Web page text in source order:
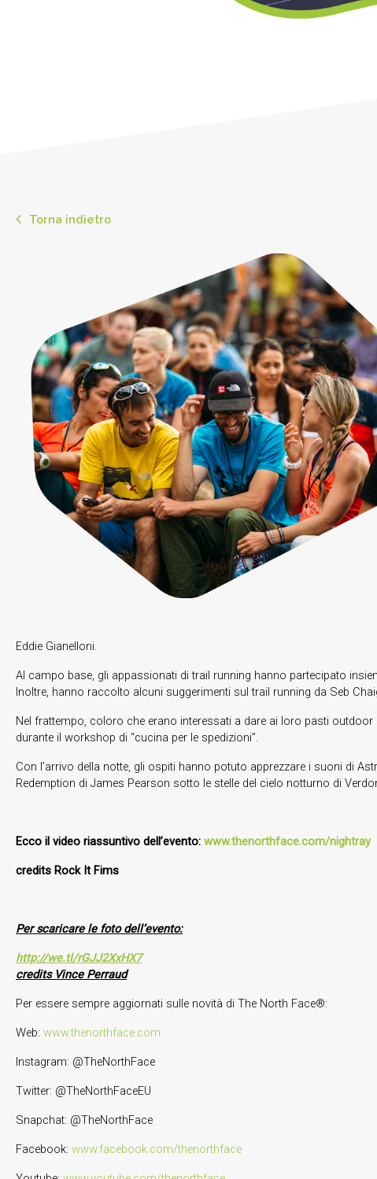
Torna indietro
Eddie Gianelloni.
Al campo base, gli appassionati di trail running hanno partecipato
Inoltre, hanno raccolto alcuni suggerimenti sul trail running da Seb
Nel frattempo, coloro che erano interessati a dare ai loro pasti outdoor
durante il workshop di “cucina per le spedizioni”.
Con l’arrivo della notte, gli ospiti hanno potuto apprezzare i suoni di
Redemption di James Pearson sotto le stelle del cielo notturno di
Ecco il video riassuntivo dell’evento: www.thenorthface.com/nightray
credits Rock It Fims
Per scaricare le foto dell’evento:
http://we.tl/rGJJ2XxHX7
credits Vince Perraud
Per essere sempre aggiornati sulle novità di The North Face®:
Web: www.thenorthface.com
Instagram: @TheNorthFace
Twitter: @TheNorthFaceEU
Snapchat: @TheNorthFace
Facebook: www.facebook.com/thenorthface